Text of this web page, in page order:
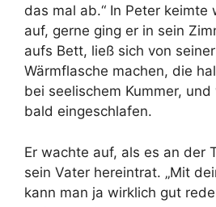
das mal ab.“ In Peter keimte
auf, gerne ging er in sein
aufs Bett, ließ sich von
Wärmflasche machen, die
bei seelischem Kummer,
bald eingeschlafen.
Er wachte auf, als es an der
sein Vater hereintrat. „Mit
kann man ja wirklich gut